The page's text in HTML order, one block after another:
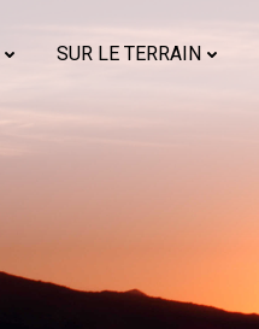
SUR LE TERRAIN